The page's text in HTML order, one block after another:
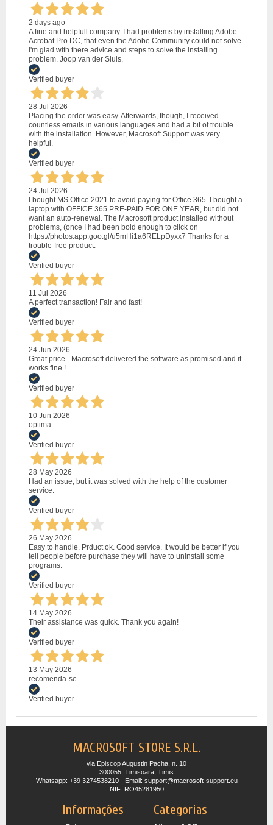
2 days ago
A fine and helpfull company. I had problems by installing Adobe
Acrobat Pro DC, that even the Adobe Community could not solve.
I'm glad with there advice and steps to solve the installing
problem. Joop van der Sluis.
Verified buyer
28 Jul 2026
Placing the order was easy. Afterwards, though, I received
countless emails in various languages and had a bit of trouble
with the installation. However, Macrosoft Support was very
helpful.
Verified buyer
24 Jul 2026
I bought MS Office 2021 to avoid paying for Office 365. I bought a
laptop with OFFICE 365 PRE-PAID FOR ONE YEAR, but did not
want an auto-renewal. The Macrosoft product installed without
problems, (once I had been bold enough to click on
https://photos.app.goo.gl/u5mHi1a6RELpDyxx7 Thanks for a
trouble-free product.
Verified buyer
11 Jul 2026
A perfect transaction! Fair and fast!
Verified buyer
24 Jun 2026
Great price - Macrosoft delivered the software as promised and it
works fine !
Verified buyer
10 Jun 2026
optima
Verified buyer
28 May 2026
Had an issue, but it was solved with the help of the customer
service.
Verified buyer
26 May 2026
Easy to handle. Prduct ok. Good service. It would be better if you
tell people before purchase they will have to uninstall some
programs.
Verified buyer
14 May 2026
Their assistance was quick. Thank you again!
Verified buyer
13 May 2026
recomenda-se
Verified buyer
MACROSOFT STORE S.R.L.
via Episcop Augustin Pacha, n. 10
300055, Timisoara, Timis
Whatsapp: +39 3274538210 - Email: support@macrosoft-support.eu
NIF: RO45281950
Informações Categorias